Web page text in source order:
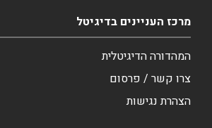
מרכז העניינים בדיגיטל
המהדורה הדיגיטלית
צרו קשר / פרסום
הצהרת נגישות